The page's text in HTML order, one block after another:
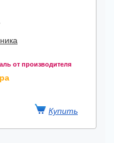
от производителя